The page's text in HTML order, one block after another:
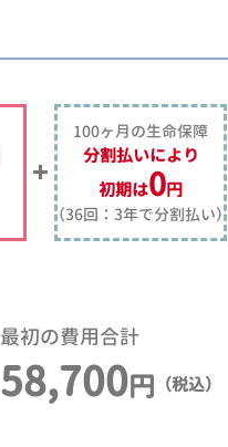
100ヶ月の生命保障
分割払いにより
初期は0円
（36回：3年で分割払い）
最初の費用合計
58,700円 （税込）